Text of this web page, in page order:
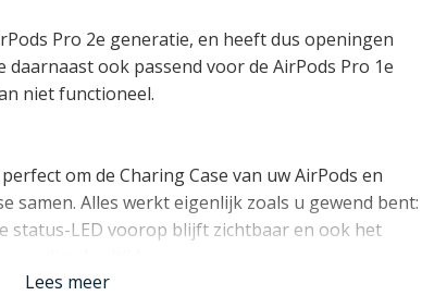
Pro 2e generatie, en heeft dus openingen
daarnaast ook passend voor de AirPods Pro 1e
niet functioneel.
om de Charing Case van uw AirPods en
samen. Alles werkt eigenlijk zoals u gewend bent:
status-LED voorop blijft zichtbaar en ook het
Lees meer